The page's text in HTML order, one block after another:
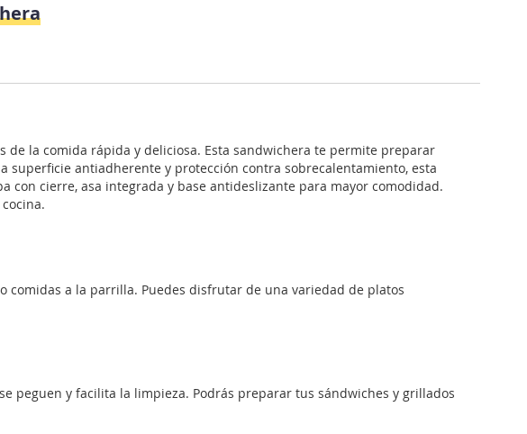
de la comida rápida y deliciosa. Esta sandwichera te permite preparar
superficie antiadherente y protección contra sobrecalentamiento, esta
con cierre, asa integrada y base antideslizante para mayor comodidad.
a la parrilla. Puedes disfrutar de una variedad de platos
peguen y facilita la limpieza. Podrás preparar tus sándwiches y grillados